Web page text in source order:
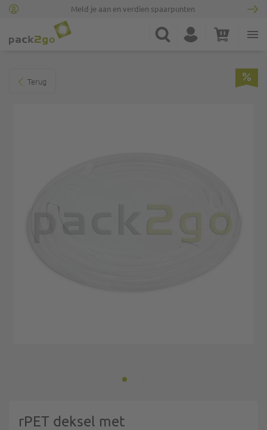
Meld je aan en verdien spaarpunten
Ga naar homepagina
Zoek Account Winkelwagen
Terug
rPET deksel met